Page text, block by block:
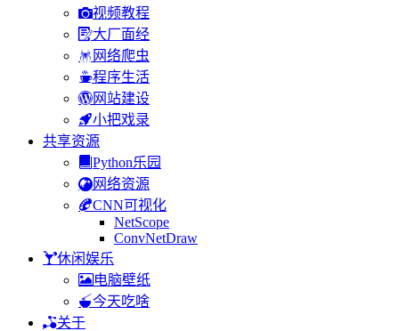
视频教程
大厂面经
网络爬虫
程序生活
网站建设
小把戏录
共享资源
Python乐园
网络资源
CNN可视化
NetScope
ConvNetDraw
休闲娱乐
电脑壁纸
今天吃啥
关于